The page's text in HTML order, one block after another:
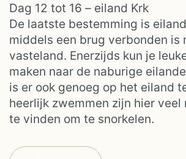
Dag 12 tot 16 – eiland Krk
De laatste bestemming is
middels een brug verbonden is
vasteland. Enerzijds kun je
maken naar de naburige
is er ook genoeg op het eiland
heerlijk zwemmen zijn hier veel
te vinden om te snorkelen.